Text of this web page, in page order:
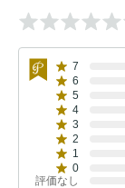
7
6
5
4
3
2
1
0
評価なし